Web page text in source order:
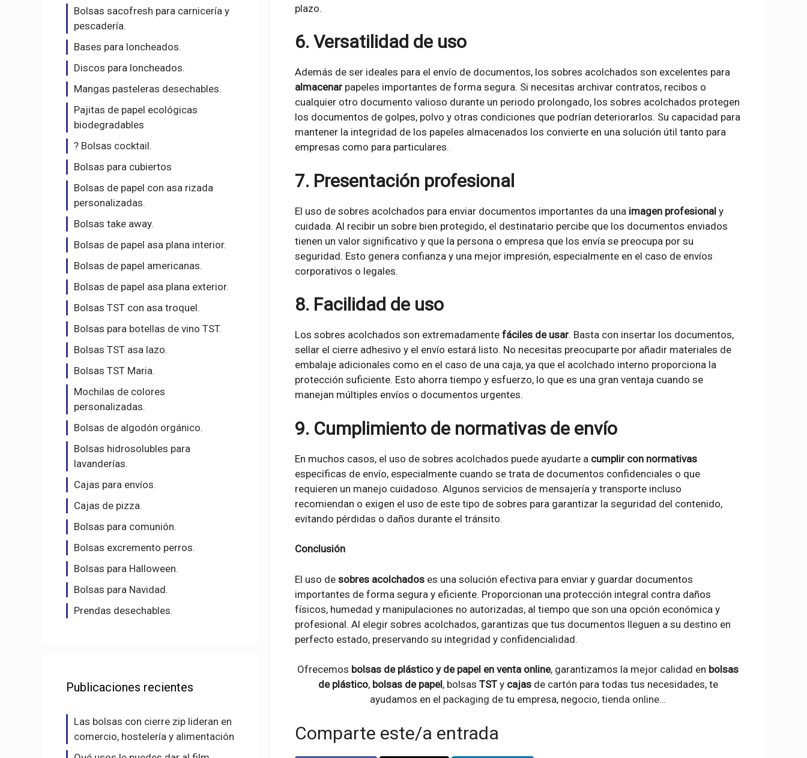
plazo.
6. Versatilidad de uso
Además de ser ideales para el envío de documentos, los sobres acolchados son excelentes para
almacenar papeles importantes de forma segura. Si necesitas archivar contratos, recibos o
cualquier otro documento valioso durante un periodo prolongado, los sobres acolchados protegen
los documentos de golpes, polvo y otras condiciones que podrían deteriorarlos. Su capacidad para
mantener la integridad de los papeles almacenados los convierte en una solución útil tanto para
empresas como para particulares.
7. Presentación profesional
El uso de sobres acolchados para enviar documentos importantes da una imagen profesional y
cuidada. Al recibir un sobre bien protegido, el destinatario percibe que los documentos enviados
tienen un valor significativo y que la persona o empresa que los envía se preocupa por su
seguridad. Esto genera confianza y una mejor impresión, especialmente en el caso de envíos
corporativos o legales.
8. Facilidad de uso
Los sobres acolchados son extremadamente fáciles de usar. Basta con insertar los documentos,
sellar el cierre adhesivo y el envío estará listo. No necesitas preocuparte por añadir materiales de
embalaje adicionales como en el caso de una caja, ya que el acolchado interno proporciona la
protección suficiente. Esto ahorra tiempo y esfuerzo, lo que es una gran ventaja cuando se
manejan múltiples envíos o documentos urgentes.
9. Cumplimiento de normativas de envío
En muchos casos, el uso de sobres acolchados puede ayudarte a cumplir con normativas
específicas de envío, especialmente cuando se trata de documentos confidenciales o que
requieren un manejo cuidadoso. Algunos servicios de mensajería y transporte incluso
recomiendan o exigen el uso de este tipo de sobres para garantizar la seguridad del contenido,
evitando pérdidas o daños durante el tránsito.
Conclusión
El uso de sobres acolchados es una solución efectiva para enviar y guardar documentos
importantes de forma segura y eficiente. Proporcionan una protección integral contra daños
físicos, humedad y manipulaciones no autorizadas, al tiempo que son una opción económica y
profesional. Al elegir sobres acolchados, garantizas que tus documentos lleguen a su destino en
perfecto estado, preservando su integridad y confidencialidad.
Ofrecemos bolsas de plástico y de papel en venta online, garantizamos la mejor calidad en bolsas
de plástico, bolsas de papel, bolsas TSTy cajasde cartón para todas tus necesidades, te
ayudamos en el packaging de tu empresa, negocio, tienda online…
Comparte este/a entrada
Bolsas sacofresh para carnicería y
pescadería.
Bases para loncheados.
Discos para loncheados.
Mangas pasteleras desechables.
Pajitas de papel ecológicas
biodegradables
? Bolsas cocktail.
Bolsas para cubiertos
Bolsas de papel con asa rizada
personalizadas.
Bolsas take away.
Bolsas de papel asa plana interior.
Bolsas de papel americanas.
Bolsas de papel asa plana exterior.
Bolsas TST con asa troquel.
Bolsas para botellas de vino TST.
Bolsas TST asa lazo.
Bolsas TST Maria.
Mochilas de colores
personalizadas.
Bolsas de algodón orgánico.
Bolsas hidrosolubles para
lavanderías.
Cajas para envíos.
Cajas de pizza.
Bolsas para comunión.
Bolsas excremento perros.
Bolsas para Halloween.
Bolsas para Navidad.
Prendas desechables.
Publicaciones recientes
Las bolsas con cierre zip lideran en
comercio, hostelería y alimentación